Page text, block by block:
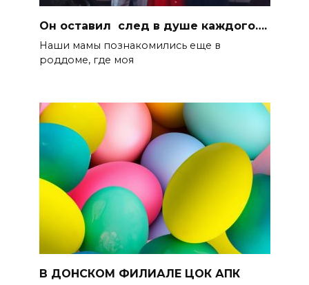
Он оставил след в душе каждого….
Наши мамы познакомились еще в
роддоме, где моя
В ДОНСКОМ ФИЛИАЛЕ ЦОК АПК